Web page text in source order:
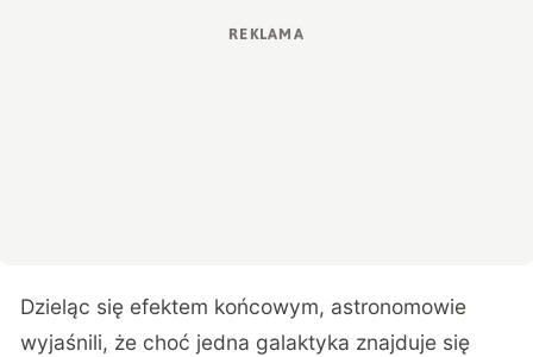
Dzieląc się efektem końcowym, astronomowie
wyjaśnili, że choć jedna galaktyka znajduje się